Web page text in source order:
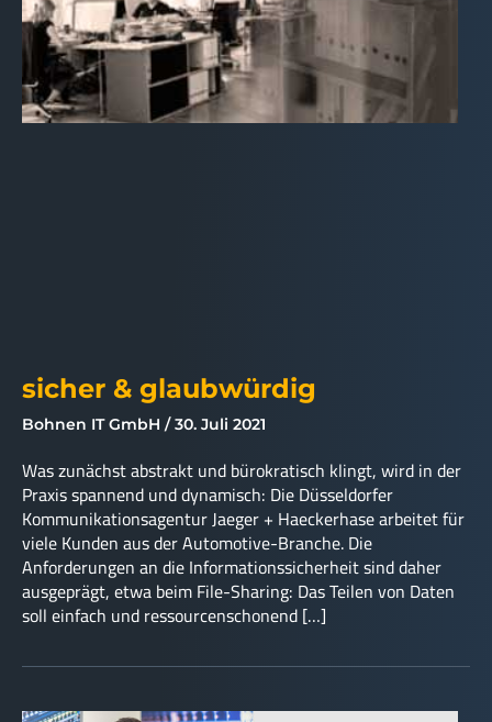
sicher & glaubwürdig
Bohnen IT GmbH 30. Juli 2021
Was zunächst abstrakt und bürokratisch klingt, wird in der
Praxis spannend und dynamisch: Die Düsseldorfer
Kommunikationsagentur Jaeger + Haeckerhase arbeitet für
viele Kunden aus der Automotive-Branche. Die
Anforderungen an die Informationssicherheit sind daher
ausgeprägt, etwa beim File-Sharing: Das Teilen von Daten
soll einfach und ressourcenschonend […]